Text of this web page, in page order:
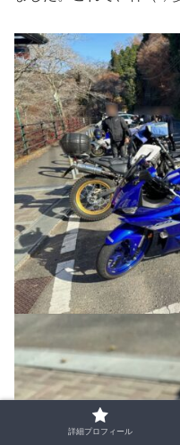
詳細プロフィール